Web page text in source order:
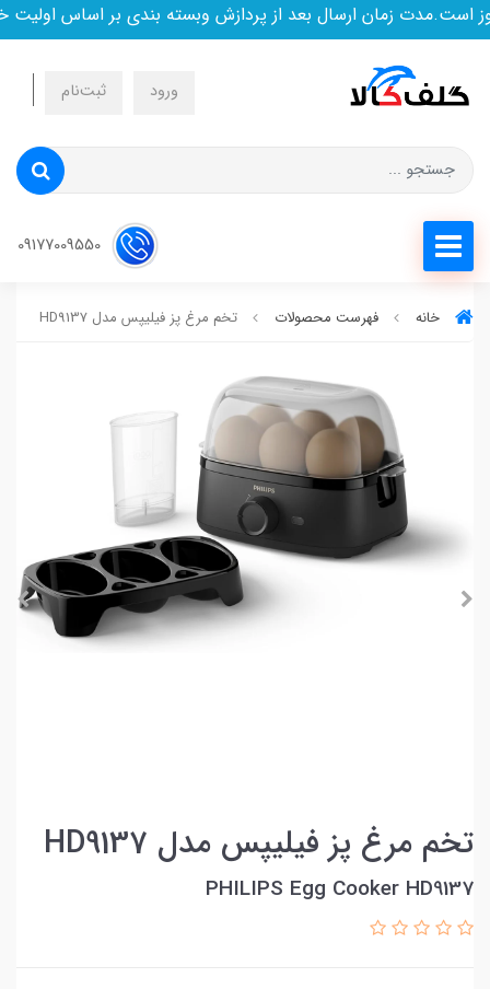
زمان ارسال بعد از پردازش وبسته بندی بر اساس اولیت
ورود ثبت‌نام
خانه فهرست محصولات تخم مرغ پز فیلیپس مدل HD9137
تخم مرغ پز فیلیپس مدل HD9137
PHILIPS Egg Cooker HD9137